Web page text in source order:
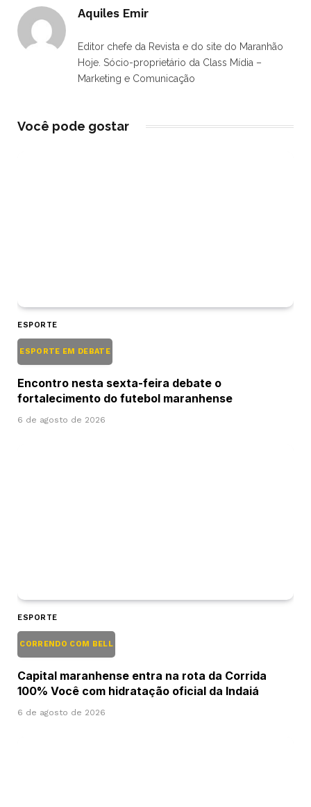
Aquiles Emir
Editor chefe da Revista e do site do Maranhão
Hoje. Sócio-proprietário da Class Mídia –
Marketing e Comunicação
Você pode gostar
ESPORTE
ESPORTE EM DEBATE
Encontro nesta sexta-feira debate o
fortalecimento do futebol maranhense
6 de agosto de 2026
ESPORTE
CORRENDO COM BELL
Capital maranhense entra na rota da Corrida
100% Você com hidratação oficial da Indaiá
6 de agosto de 2026